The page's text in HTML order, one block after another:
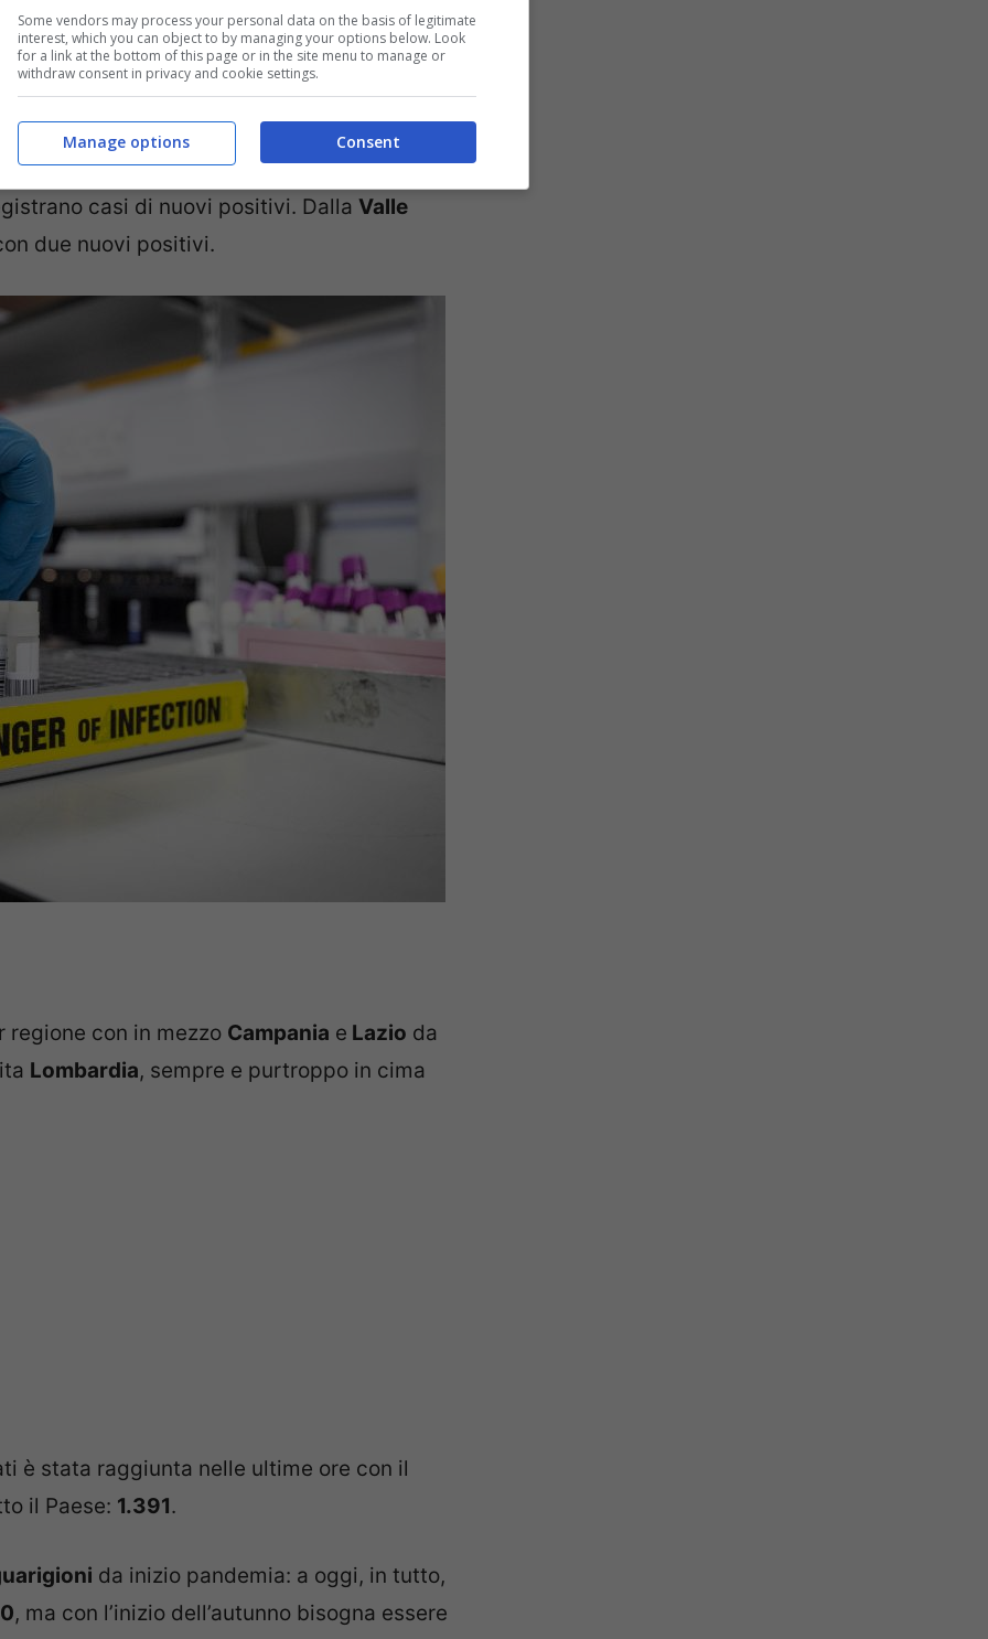
grinfie del “mostro”, cioè del Covid-19. In
casi di nuovi positivi. Dalla Valle
due nuovi positivi.
regione con in mezzo Campania e Lazio da
Lombardia, sempre e purtroppo in cima
è stata raggiunta nelle ultime ore con il
il Paese: 1.391.
da inizio pandemia: a oggi, in tutto,
, ma con l’inizio dell’autunno bisogna essere
Some vendors may process your personal data on the basis of legitimate
interest, which you can object to by managing your options below. Look
for a link at the bottom of this page or in the site menu to manage or
withdraw consent in privacy and cookie settings.
Consent
Manage options